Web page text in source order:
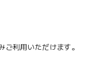
ご利用いただけます。